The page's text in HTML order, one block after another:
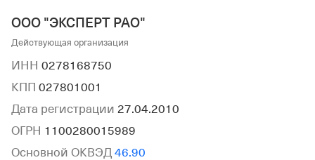
ООО "ЭКСПЕРТ РАО"
Действующая организация
ИНН 0278168750
КПП 027801001
Дата регистрации 27.04.2010
ОГРН 1100280015989
Основной ОКВЭД 46.90